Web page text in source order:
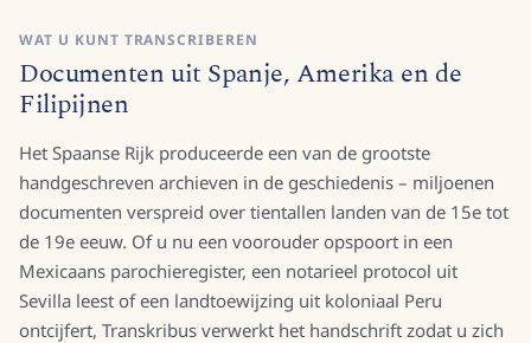
WAT U KUNT TRANSCRIBEREN
Documenten uit Spanje, Amerika en de
Filipijnen
Het Spaanse Rijk produceerde een van de grootste
handgeschreven archieven in de geschiedenis – miljoenen
documenten verspreid over tientallen landen van de 15e tot
de 19e eeuw. Of u nu een voorouder opspoort in een
Mexicaans parochieregister, een notarieel protocol uit
Sevilla leest of een landtoewijzing uit koloniaal Peru
ontcijfert, Transkribus verwerkt het handschrift zodat u zich